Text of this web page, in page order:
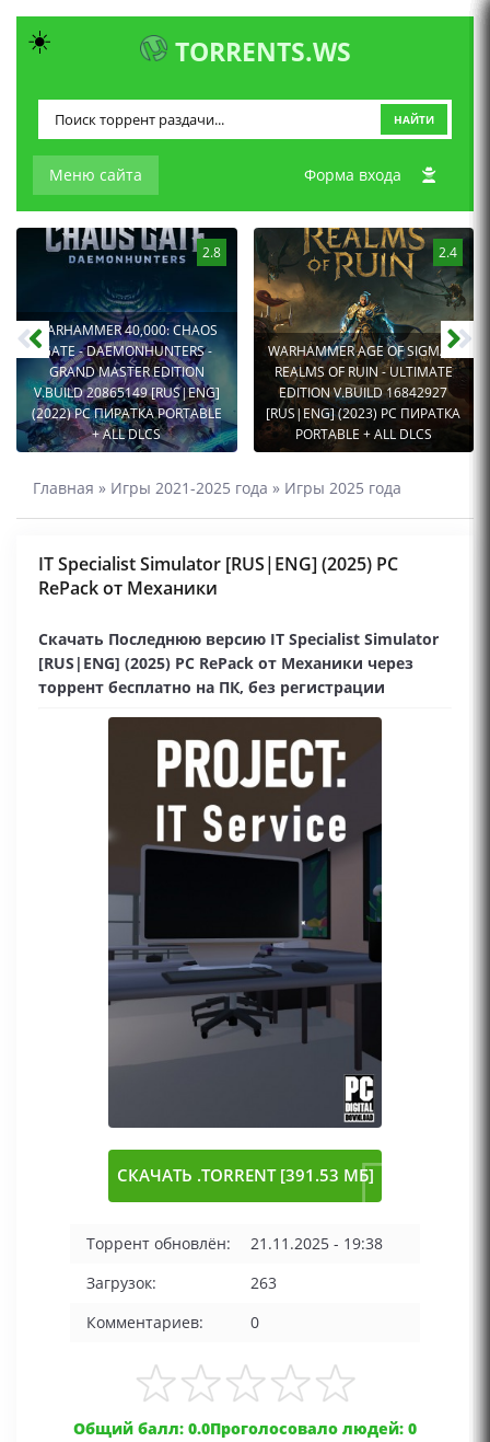
TORRENTS.WS
Меню сайта
НАЙТИ
Форма входа
2.8
WARHAMMER 40,000: CHAOS
GATE - DAEMONHUNTERS -
GRAND MASTER EDITION
V.BUILD 20865149 [RUS|ENG]
(2022) PC ПИРАТКА PORTABLE
+ ALL DLCS
2.4
WARHAMMER AGE OF SIGMAR:
REALMS OF RUIN - ULTIMATE
EDITION V.BUILD 16842927
[RUS|ENG] (2023) PC ПИРАТКА
PORTABLE + ALL DLCS
Главная » Игры 2021-2025 года » Игры 2025 года
IT Specialist Simulator [RUS|ENG] (2025) PC
RePack от Механики
Скачать Последнюю версию IT Specialist Simulator
[RUS|ENG] (2025) PC RePack от Механики через
торрент бесплатно на ПК, без регистрации
СКАЧАТЬ .TORRENT [391.53 МБ]
Торрент обновлён:
21.11.2025 - 19:38
Загрузок:
263
Комментариев:
0
Общий балл: 0.0Проголосовало людей: 0
☀️